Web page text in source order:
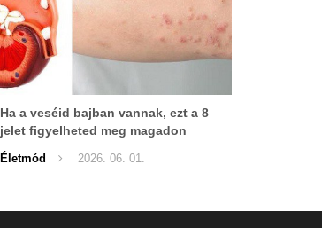
Ha a veséid bajban vannak, ezt a 8
jelet figyelheted meg magadon
Életmód 2026. 06. 01.